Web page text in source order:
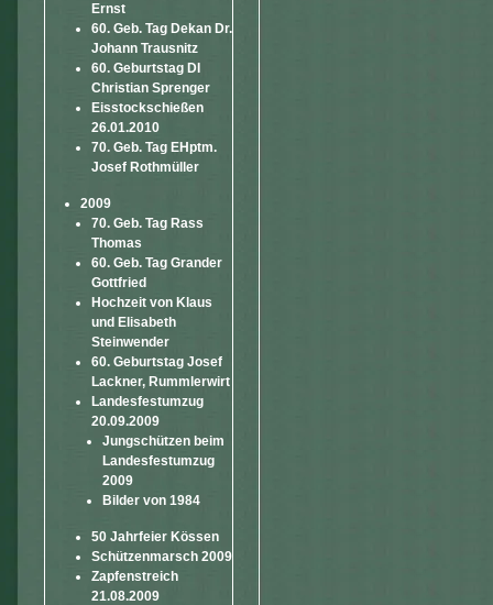
Ernst
60. Geb. Tag Dekan Dr.
Johann Trausnitz
60. Geburtstag DI
Christian Sprenger
Eisstockschießen
26.01.2010
70. Geb. Tag EHptm.
Josef Rothmüller
2009
70. Geb. Tag Rass
Thomas
60. Geb. Tag Grander
Gottfried
Hochzeit von Klaus
und Elisabeth
Steinwender
60. Geburtstag Josef
Lackner, Rummlerwirt
Landesfestumzug
20.09.2009
Jungschützen beim
Landesfestumzug
2009
Bilder von 1984
50 Jahrfeier Kössen
Schützenmarsch 2009
Zapfenstreich
21.08.2009